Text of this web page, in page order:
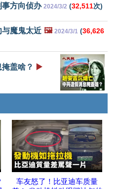
事方向侦办 2024/3/2 (32,511次)
与魔鬼太近 🖼️ 2024/3/1 (36,626
盖啥？ ▶️
车友怒了！比亚迪车质量